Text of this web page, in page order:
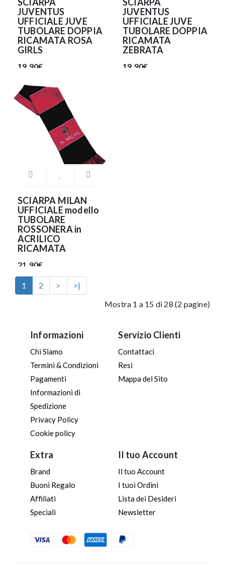
SCIARPA
JUVENTUS
UFFICIALE JUVE
TUBOLARE DOPPIA
RICAMATA ROSA
GIRLS
19.90€
SCIARPA
JUVENTUS
UFFICIALE JUVE
TUBOLARE DOPPIA
RICAMATA
ZEBRATA
19.90€
SCIARPA MILAN
UFFICIALE modello
TUBOLARE
ROSSONERA in
ACRILICO
RICAMATA
21.90€
1 2 >
>|
Mostra 1 a 15 di 28 (2 pagine)
Informazioni
Chi Siamo
Termini & Condizioni
Pagamenti
Informazioni di
Spedizione
Privacy Policy
Cookie policy
Servizio Clienti
Contattaci
Resi
Mappa del Sito
Extra
Brand
Buoni Regalo
Affiliati
Speciali
Il tuo Account
Il tuo Account
I tuoi Ordini
Lista dei Desideri
Newsletter